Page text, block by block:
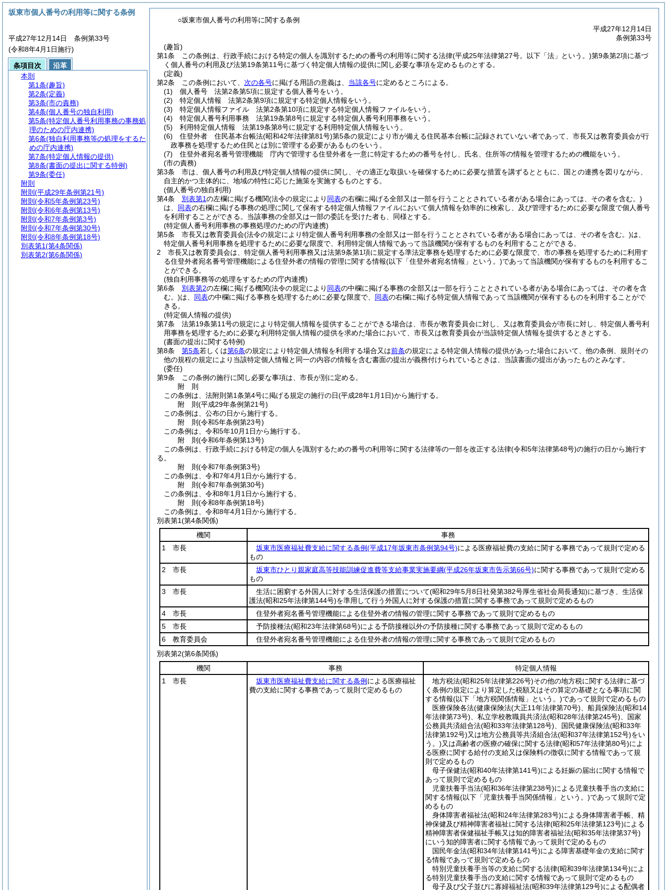
○坂東市個人番号の利用等に関する条例
平成27年12月14日
条例第33号
(趣旨)
第1条
この条例は、行政手続における特定の個人を識別するための番号の利用等に関する法律(平成25年法律第27号。以下「法」という。)第9条第2項に基づ
く個人番号の利用及び法第19条第11号に基づく特定個人情報の提供に関し必要な事項を定めるものとする。
(定義)
第2条
この条例において、 次の各号に掲げる用語の意義は、 当該各号に定めるところによる。
(1)
個人番号 法第2条第5項に規定する個人番号をいう。
(2)
特定個人情報 法第2条第9項に規定する特定個人情報をいう。
(3)
特定個人情報ファイル 法第2条第10項に規定する特定個人情報ファイルをいう。
(4)
特定個人番号利用事務 法第19条第8号に規定する特定個人番号利用事務をいう。
(5)
利用特定個人情報 法第19条第8号に規定する利用特定個人情報をいう。
(6)
住登外者 住民基本台帳法(昭和42年法律第81号)第5条の規定により市が備える住民基本台帳に記録されていない者であって、市長又は教育委員会が行
政事務を処理するため住民とは別に管理する必要があるものをいう。
(7)
住登外者宛名番号管理機能 庁内で管理する住登外者を一意に特定するための番号を付し、氏名、住所等の情報を管理するための機能をいう。
(市の責務)
第3条
市は、個人番号の利用及び特定個人情報の提供に関し、その適正な取扱いを確保するために必要な措置を講ずるとともに、国との連携を図りながら、
自主的かつ主体的に、地域の特性に応じた施策を実施するものとする。
(個人番号の独自利用)
第4条
別表第1の左欄に掲げる機関(法令の規定により 同表の右欄に掲げる全部又は一部を行うこととされている者がある場合にあっては、その者を含む。)
は、 同表の右欄に掲げる事務の処理に関して保有する特定個人情報ファイルにおいて個人情報を効率的に検索し、及び管理するために必要な限度で個人番号
を利用することができる。 当該事務の全部又は一部の委託を受けた者も、同様とする。
(特定個人番号利用事務の事務処理のための庁内連携)
第5条
市長又は教育委員会(法令の規定により特定個人番号利用事務の全部又は一部を行うこととされている者がある場合にあっては、その者を含む。)は、
特定個人番号利用事務を処理するために必要な限度で、利用特定個人情報であって当該機関が保有するものを利用することができる。
2
市長又は教育委員会は、特定個人番号利用事務又は法第9条第1項に規定する準法定事務を処理するために必要な限度で、市の事務を処理するために利用す
る住登外者宛名番号管理機能による住登外者の情報の管理に関する情報(以下「住登外者宛名情報」という。)であって当該機関が保有するものを利用するこ
とができる。
(独自利用事務等の処理をするための庁内連携)
第6条
別表第2の左欄に掲げる機関(法令の規定により 同表の中欄に掲げる事務の全部又は一部を行うこととされている者がある場合にあっては、その者を含
む。)は、 同表の中欄に掲げる事務を処理するために必要な限度で、 同表の右欄に掲げる特定個人情報であって当該機関が保有するものを利用することがで
きる。
(特定個人情報の提供)
第7条
法第19条第11号の規定により特定個人情報を提供することができる場合は、市長が教育委員会に対し、又は教育委員会が市長に対し、特定個人番号利
用事務を処理するために必要な利用特定個人情報の提供を求めた場合において、市長又は教育委員会が当該特定個人情報を提供するときとする。
(書面の提出に関する特例)
第8条
第5条若しくは第6条の規定により特定個人情報を利用する場合又は前条の規定による特定個人情報の提供があった場合において、他の条例、規則その
他の規程の規定により当該特定個人情報と同一の内容の情報を含む書面の提出が義務付けられているときは、当該書面の提出があったものとみなす。
(委任)
第9条
この条例の施行に関し必要な事項は、市長が別に定める。
附 則
この条例は、法附則第1条第4号に掲げる規定の施行の日(平成28年1月1日)から施行する。
附 則(平成29年条例第21号)
この条例は、公布の日から施行する。
附 則(令和5年条例第23号)
この条例は、令和5年10月1日から施行する。
附 則(令和6年条例第13号)
この条例は、行政手続における特定の個人を識別するための番号の利用等に関する法律等の一部を改正する法律(令和5年法律第48号)の施行の日から施行す
る。
附 則(令和7年条例第3号)
この条例は、令和7年4月1日から施行する。
附 則(令和7年条例第30号)
この条例は、令和8年1月1日から施行する。
附 則(令和8年条例第18号)
この条例は、令和8年4月1日から施行する。
別表第1(第4条関係)
機関
事務
1 市長
坂東市医療福祉費支給に関する条例(平成17年坂東市条例第94号)による医療福祉費の支給に関する事務であって規則で定める
もの
2 市長
坂東市ひとり親家庭高等技能訓練促進費等支給事業実施要綱(平成26年坂東市告示第66号)に関する事務であって規則で定める
もの
3 市長
生活に困窮する外国人に対する生活保護の措置について(昭和29年5月8日社発第382号厚生省社会局長通知)に基づき、生活保
護法(昭和25年法律第144号)を準用して行う外国人に対する保護の措置に関する事務であって規則で定めるもの
4 市長
住登外者宛名番号管理機能による住登外者の情報の管理に関する事務であって規則で定めるもの
5 市長
予防接種法(昭和23年法律第68号)による予防接種以外の予防接種に関する事務であって規則で定めるもの
6 教育委員会
住登外者宛名番号管理機能による住登外者の情報の管理に関する事務であって規則で定めるもの
別表第2(第6条関係)
機関
事務
特定個人情報
1 市長
坂東市医療福祉費支給に関する条例 による医療福祉
費の支給に関する事務であって規則で定めるもの
地方税法(昭和25年法律第226号)その他の地方税に関する法律に基づ
く条例の規定により算定した税額又はその算定の基礎となる事項に関
する情報(以下「地方税関係情報」という。)であって規則で定めるもの
医療保険各法(健康保険法(大正11年法律第70号) 、船員保険法(昭和14
年法律第73号) 、私立学校教職員共済法(昭和28年法律第245号) 、国家
公務員共済組合法(昭和33年法律第128号) 、国民健康保険法(昭和33年
法律第192号)又は地方公務員等共済組合法(昭和37年法律第152号)をい
う。)又は高齢者の医療の確保に関する法律(昭和57年法律第80号)によ
る医療に関する給付の支給又は保険料の徴収に関する情報であって規
則で定めるもの
母子保健法(昭和40年法律第141号)による妊娠の届出に関する情報で
あって規則で定めるもの
児童扶養手当法(昭和36年法律第238号)による児童扶養手当の支給に
関する情報(以下「児童扶養手当関係情報」という。)であって規則で定
めるもの
身体障害者福祉法(昭和24年法律第283号)による身体障害者手帳、精
神保健及び精神障害者福祉に関する法律(昭和25年法律第123号)による
精神障害者保健福祉手帳又は知的障害者福祉法(昭和35年法律第37号)
にいう知的障害者に関する情報であって規則で定めるもの
国民年金法(昭和34年法律第141号)による障害基礎年金の支給に関す
る情報であって規則で定めるもの
特別児童扶養手当等の支給に関する法律(昭和39年法律第134号)によ
る特別児童扶養手当の支給に関する情報であって規則で定めるもの
母子及び父子並びに寡婦福祉法(昭和39年法律第129号)による配偶者
坂東市個人番号の利用等に関する条例
平成27年12月14日 条例第33号
(令和8年4月1日施行)
条項目次
沿革
本則
第1条(趣旨)
第2条(定義)
第3条(市の責務)
第4条(個人番号の独自利用)
第5条(特定個人番号利用事務の事務処
理のための庁内連携)
第6条(独自利用事務等の処理をするた
めの庁内連携)
第7条(特定個人情報の提供)
第8条(書面の提出に関する特例)
第9条(委任)
附則
附則 (平成29年条例第21号)
附則 (令和5年条例第23号)
附則 (令和6年条例第13号)
附則 (令和7年条例第3号)
附則 (令和7年条例第30号)
附則 (令和8年条例第18号)
別表第1(第4条関係)
別表第2(第6条関係)